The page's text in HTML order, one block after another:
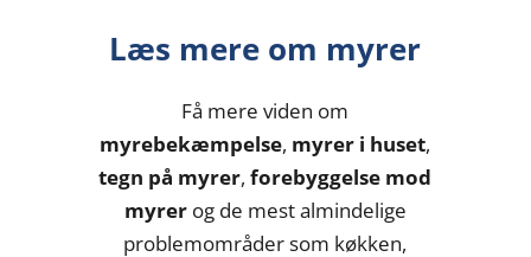
Læs mere om myrer
Få mere viden om
myrebekæmpelse, myrer i huset,
tegn på myrer,forebyggelse mod
myrerog de mest almindelige
problemområder som køkken,